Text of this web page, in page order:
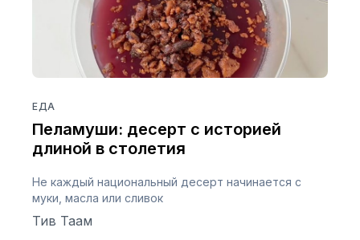
ЕДА
Пеламуши: десерт с историей
длиной в столетия
Не каждый национальный десерт начинается с
муки, масла или сливок
Тив Таам